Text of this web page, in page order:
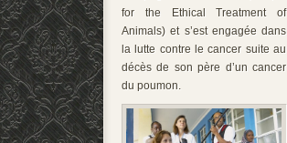
for the Ethical Treatment of
Animals) et s’est engagée dans
la lutte contre le cancer suite au
décès de son père d’un cancer
du poumon.